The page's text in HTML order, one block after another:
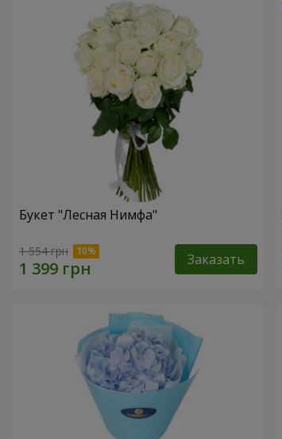
Букет "Лесная Нимфа"
1 554 грн Заказать